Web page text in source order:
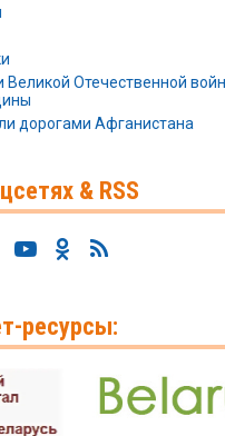
Великой Отечественной
дорогами Афганистана
& RSS
ресурсы: